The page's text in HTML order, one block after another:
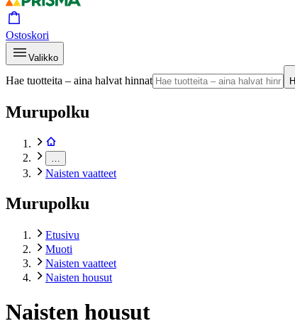
Ostoskori
Valikko
Hae tuotteita – aina halvat hinnat
Murupolku
Naisten vaatteet
Murupolku
Etusivu
Muoti
Naisten vaatteet
Naisten housut
Naisten housut